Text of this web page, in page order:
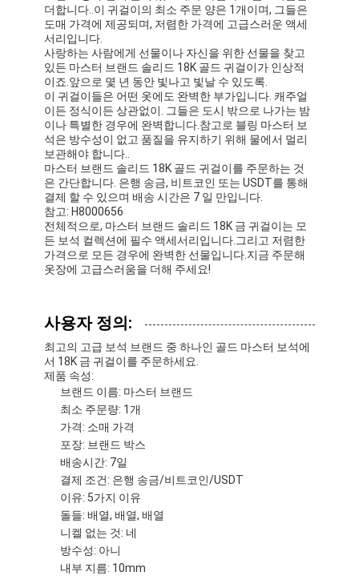
더합니다..이 귀걸이의 최소 주문 양은 1개이며, 그들은
도매 가격에 제공되며, 저렴한 가격에 고급스러운 액세
서리입니다.
사랑하는 사람에게 선물이나 자신을 위한 선물을 찾고
있든 마스터 브랜드 솔리드 18K 골드 귀걸이가 인상적
이죠.앞으로 몇 년 동안 빛나고 빛날 수 있도록.
이 귀걸이들은 어떤 옷에도 완벽한 부가입니다. 캐주얼
이든 정식이든 상관없이. 그들은 도시 밖으로 나가는 밤
이나 특별한 경우에 완벽합니다.참고로 블링 마스터 보
석은 방수성이 없고 품질을 유지하기 위해 물에서 멀리
보관해야 합니다..
마스터 브랜드 솔리드 18K 골드 귀걸이를 주문하는 것
은 간단합니다. 은행 송금, 비트코인 또는 USDT를 통해
결제 할 수 있으며 배송 시간은 7 일 만입니다.
참고: H8000656
전체적으로, 마스터 브랜드 솔리드 18K 금 귀걸이는 모
든 보석 컬렉션에 필수 액세서리입니다.그리고 저렴한
가격으로 모든 경우에 완벽한 선물입니다.지금 주문해
옷장에 고급스러움을 더해 주세요!
사용자 정의:
최고의 고급 보석 브랜드 중 하나인 골드 마스터 보석에
서 18K 금 귀걸이를 주문하세요.
제품 속성:
브랜드 이름: 마스터 브랜드
최소 주문량: 1개
가격: 소매 가격
포장: 브랜드 박스
배송시간: 7일
결제 조건: 은행 송금/비트코인/USDT
이유: 5가지 이유
돌들: 배열, 배열, 배열
니켈 없는 것: 네
방수성: 아니
내부 지름: 10mm